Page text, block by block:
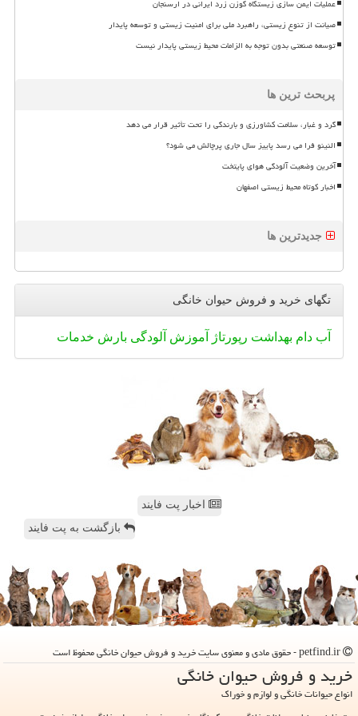
عملیات ایمن سازی زیستگاه گوزن زرد ایرانی در ارسنجان
صیانت از تنوع زیستی، راهبرد ملی برای امنیت زیستی و توسعه پایدار
توسعه صنعتی بدون توجه به الزامات محیط زیستی پایدار نیست
پربحث ترین ها
گرد و غبار، سلامت کشاورزی و بارندگی را تحت تأثیر قرار می دهد
النینو فرا می رسد پاییز سال جاری پرچالش می شود؟
آخرین وضعیت آلودگی هوای پایتخت
اخبار کوتاه محیط زیستی اصفهان
جدیدترین ها
تگهای خرید و فروش حیوان خانگی
آب دام بهداشت رپورتاژ آموزش آلودگی بارش خدمات
اخبار پت فایند
بازگشت به پت فایند
خرید و فروش حیوان خانگی
انواع حیوانات خانگی و لوازم و خوراک